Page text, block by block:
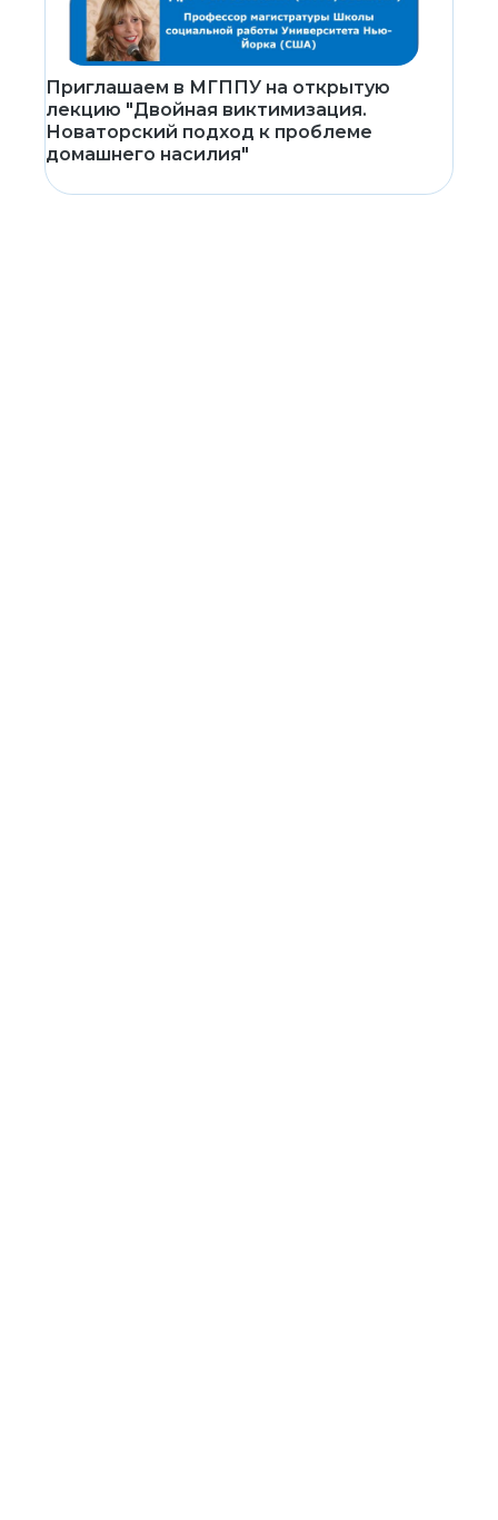
Приглашаем в МГППУ на открытую
лекцию "Двойная виктимизация.
Новаторский подход к проблеме
домашнего насилия"